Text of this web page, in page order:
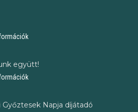
együtt!
Győztesek Napja díjátadó